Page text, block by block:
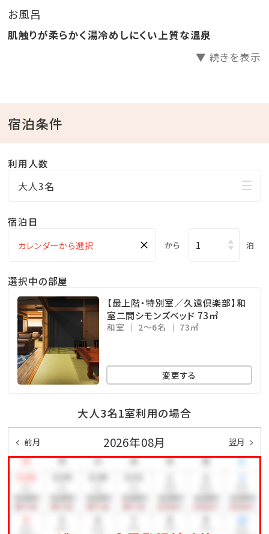
お風呂
肌触りが柔らかく湯冷めしにくい上質な温泉
▼ 続きを表示
宿泊条件
利用人数
大人3名
宿泊日
× から 泊
選択中の部屋
【最上階・特別室／久遠倶楽部】和
室二間シモンズベッド 73㎡
和室 2～6名 73㎡
変更する
大人3名1室利用の場合
前月 2026年08月 翌月